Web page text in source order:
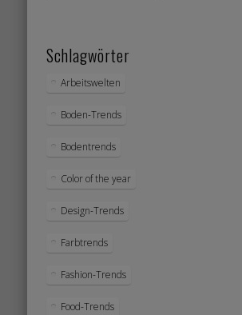
Schlagwörter
Arbeitswelten
Boden-Trends
Bodentrends
Color of the year
Design-Trends
Farbtrends
Fashion-Trends
Food-Trends